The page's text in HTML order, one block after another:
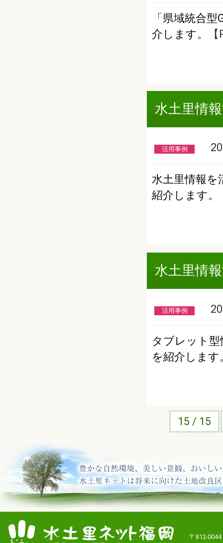
「県域統合
介します。
水土里情
活用事例
水土里情報を
紹介します。
水土里情
活用事例
タブレット
を紹介します
15 / 15
〒812-